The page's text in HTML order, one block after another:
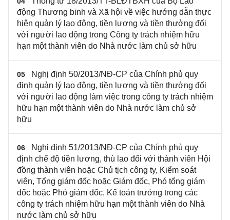
động Thương binh và Xã hội về việc hướng dẫn thực
hiện quản lý lao động, tiền lương và tiền thưởng đối
với người lao động trong Công ty trách nhiệm hữu
hạn một thành viên do Nhà nước làm chủ sở hữu
05
Nghị định 50/2013/NĐ-CP của Chính phủ quy
định quản lý lao động, tiền lương và tiền thưởng đối
với người lao động làm việc trong công ty trách nhiệm
hữu hạn một thành viên do Nhà nước làm chủ sở
hữu
06
Nghị định 51/2013/NĐ-CP của Chính phủ quy
định chế độ tiền lương, thù lao đối với thành viên Hội
đồng thành viên hoặc Chủ tịch công ty, Kiểm soát
viên, Tổng giám đốc hoặc Giám đốc, Phó tổng giám
đốc hoặc Phó giám đốc, Kế toán trưởng trong các
công ty trách nhiệm hữu hạn một thành viên do Nhà
nước làm chủ sở hữu